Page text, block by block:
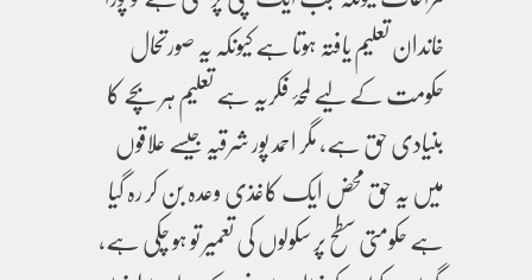
خاندان تعلیم یافتہ ہوتا ہے کیونکہ یہ صورتحال
حکومت کے لیے لمحۂ فکریہ ہے تعلیم ہر بچے کا
بنیادی حق ہے، مگر احمد پور شرقیہ جیسے علاقوں
میں یہ حق محض ایک کاغذی وعدہ بن کر رہ گیا
ہے حکومتی سطح پر سکولوں کی تعمیر تو ہو چکی ہے،